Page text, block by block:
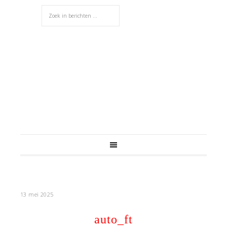
13 mei 2025
auto_ft